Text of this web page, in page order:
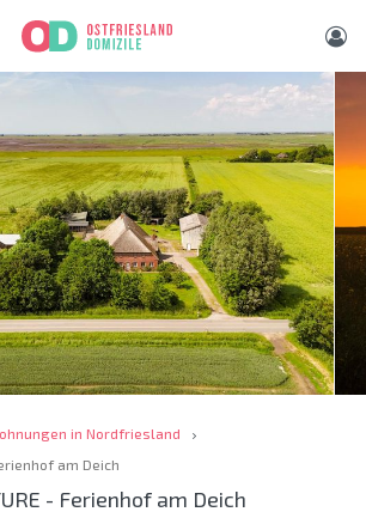
in Nordfriesland
am Deich
- Ferienhof am Deich